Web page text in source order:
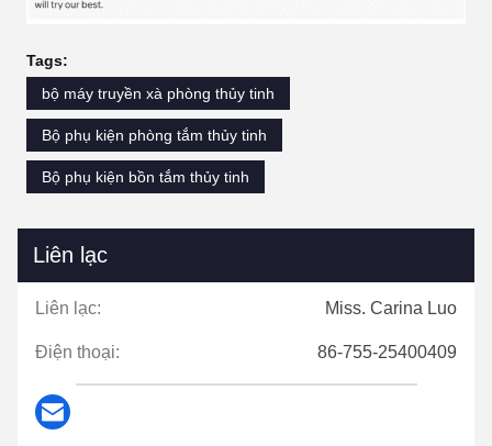
Tags:
bộ máy truyền xà phòng thủy tinh
Bộ phụ kiện phòng tắm thủy tinh
Bộ phụ kiện bồn tắm thủy tinh
Liên lạc
Liên lạc: Miss. Carina Luo
Điện thoại: 86-755-25400409